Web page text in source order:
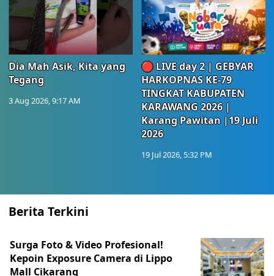
Dia Mah Asik, Kita yang
Tegang
3 Aug 2026, 9:17 AM
🔴 LIVE day 2 | GEBYAR
HARKOPNAS KE-79
TINGKAT KABUPATEN
KARAWANG 2026 |
Karang Pawitan |19 Juli
2026
19 Jul 2026, 5:32 PM
Berita Terkini
Surga Foto & Video Profesional!
Kepoin Exposure Camera di Lippo
Mall Cikarang